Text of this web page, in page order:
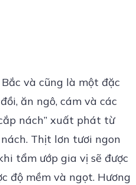
và cũng là một đặc
ăn ngô, cám và các
nách” xuất phát từ
Thịt lơn tươi ngon
tẩm ướp gia vị sẽ được
độ mềm và ngọt. Hương